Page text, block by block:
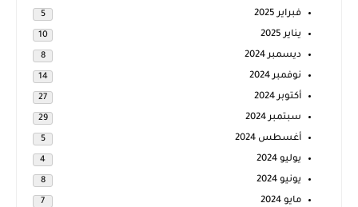
فبراير 2025 5
يناير 2025 10
ديسمبر 2024 8
نوفمبر 2024 14
أكتوبر 2024 27
سبتمبر 2024 29
أغسطس 2024 5
يوليو 2024 4
يونيو 2024 8
مايو 2024 7